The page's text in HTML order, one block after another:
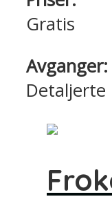
Gratis
Avganger: